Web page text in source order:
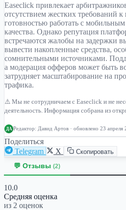
Easeclick привлекает
отсутствием жестких требований
готовностью работать с
качества. Однако репутация
встречаются жалобы на задержки
вывести накопленные средства,
сомнительными источниками.
а модерация офферов может быть
затрудняет масштабирование на
трафика.
⚠️ Мы не сотрудничаем с Easeclick и не
деятельность. Информация собрана из
ДА Редактор: Давид Артов · обновлено 23 апреля
Поделиться
Telegram
X Скопировать
💬 Отзывы (2)
10.0
Средняя оценка
из 2 оценок